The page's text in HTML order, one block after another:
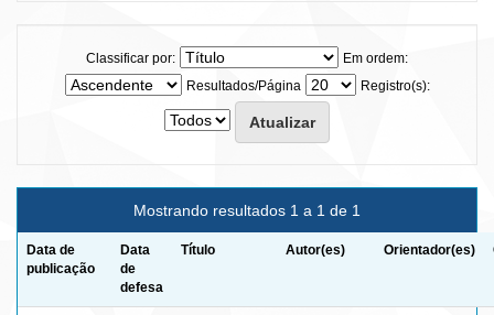
Classificar por:
Em ordem:
Resultados/Página
Registro(s):
Mostrando resultados 1 a 1 de 1
Data de
publicação
Data
de
defesa
Título Autor(es) Orientador(es)